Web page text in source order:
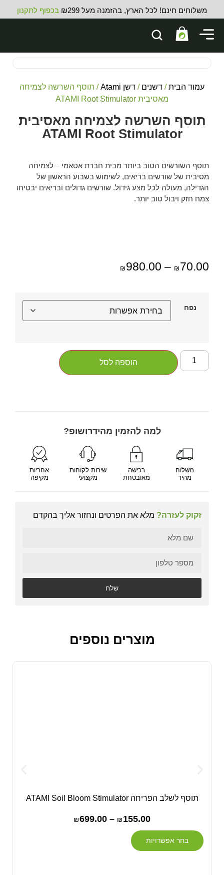
משלוחים חינם! לכל הארץ, בהזמנה מעל ₪299 בכפוף לתקנון
עמוד הבית/ דשנים / דשן Atami
/ תוסף השרשה לצמיחה
מאסיבית ATAMI Root Stimulator
תוסף השרשה לצמיחה מאסיבית
ATAMI Root Stimulator
תוסף השורשים הטוב ביותר מבית חברת אטאמי – לצמיחה
מסיבית של שורשים בריאים, לשימוש בשבוע הראשון של
הגדילה, מעולה לכל מצע גידול. שורשים גדולים ובריאים יבטיחו
צמח חזק ויבול טוב יותר.
₪ 70.00
–
₪ 980.00
נפח
הוספה לסל
למה להזמין מהידרושופ?
משלוח
מהיר
רכישה
מאובטחת
שירות לקוחות
מקצועי
אחריות
מקיפה
זקוק לעזרה? מלא את הפרטים ונחזור אליך בהקדם
שלח
מוצרים נוספים
תוסף לשלב הפריחה ATAMI Soil Bloom Stimulator
₪ 155.00
–
₪699.00
בחר אפשרויות